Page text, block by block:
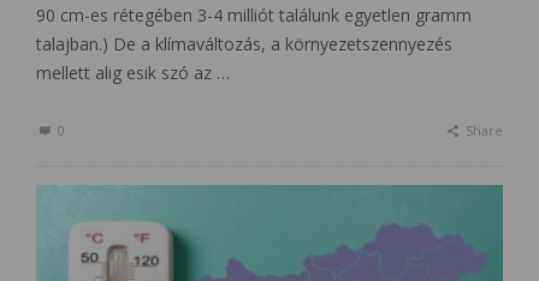
90 cm-es rétegében 3-4 milliót találunk egyetlen gramm
talajban.) De a klímaváltozás, a környezetszennyezés
mellett alig esik szó az …
0 Share